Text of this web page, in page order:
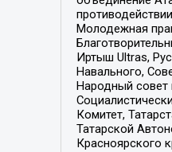
Молодежная
Иртыш Ultras,
Навального,
Народный совет
Комитет,
Татарской
Красноярского